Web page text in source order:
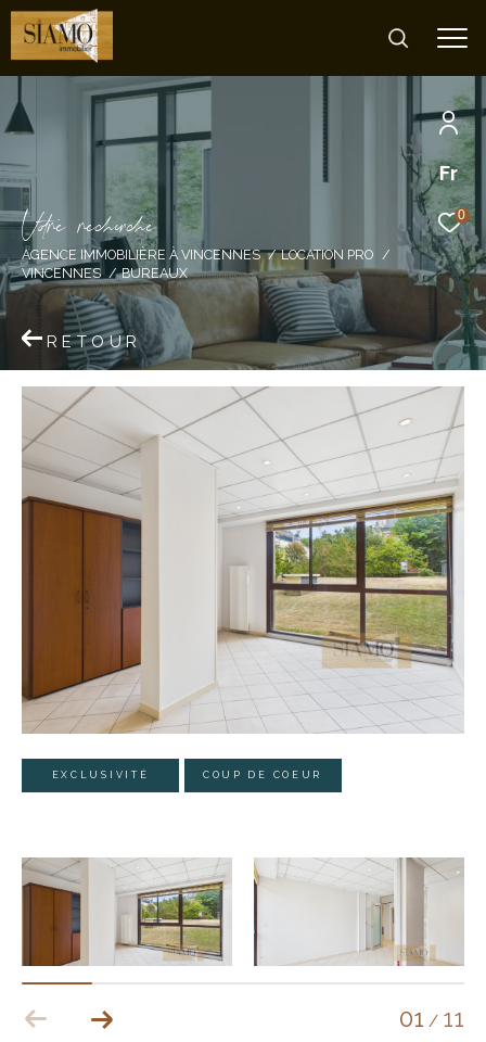
Fr
0
Vore recece
AGENCE IMMOBILIÈRE À VINCENNES
LOCATION PRO
VINCENNES
BUREAUX
RETOUR
EXCLUSIVITÉ COUP DE COEUR
01 / 11